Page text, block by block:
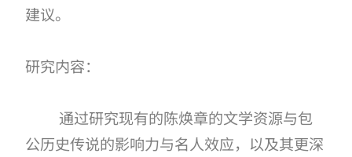
建议。
研究内容：
通过研究现有的陈焕章的文学资源与包
公历史传说的影响力与名人效应，以及其更深